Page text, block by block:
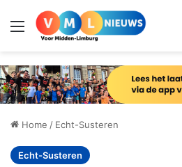
Menu
Home / Echt-Susteren
Echt-Susteren